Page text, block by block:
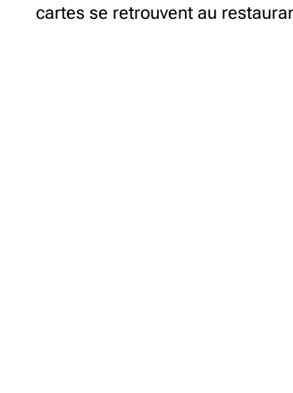
cartes se retrouvent au